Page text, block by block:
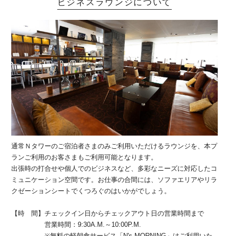
ビジネスラウンジについて
通常Ｎタワーのご宿泊者さまのみご利用いただけるラウンジを、本プ
ランご利用のお客さまもご利用可能となります。
出張時の打合せや個人でのビジネスなど、多彩なニーズに対応したコ
ミュニケーション空間です。お仕事の合間には、ソファエリアやリラ
クゼーションシートでくつろぐのはいかがでしょう。
【時 間】チェックイン日からチェックアウト日の営業時間まで
営業時間：9:30A.M.～10:00P.M.